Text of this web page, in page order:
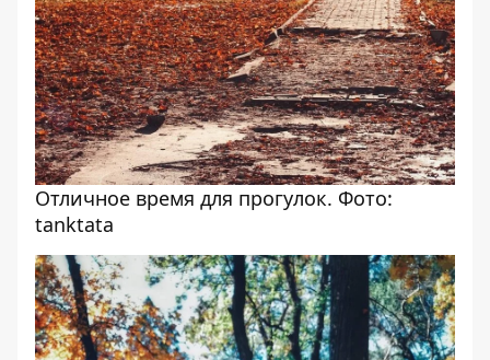
Отличное время для прогулок. Фото:
tanktata